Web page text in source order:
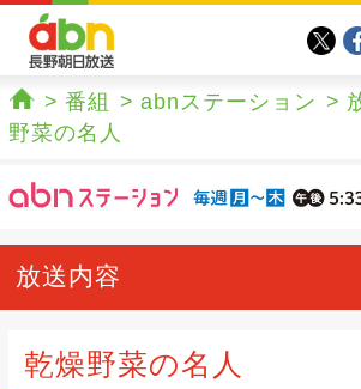
ホーム
番組 abnステーション
野菜の名人
放送内容
乾燥野菜の名人